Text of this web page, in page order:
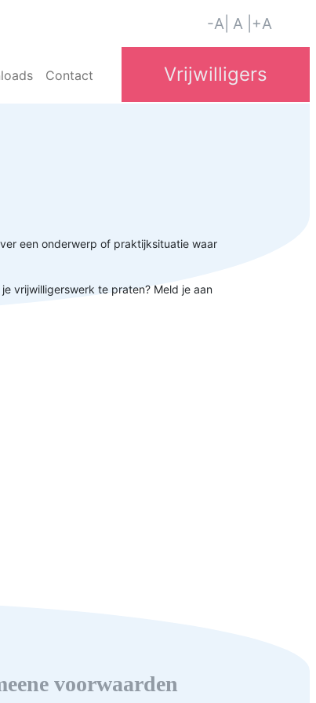
-A | A | +A
Contact
een onderwerp of praktijksituatie waar
vrijwilligerswerk te praten? Meld je aan
voorwaarden